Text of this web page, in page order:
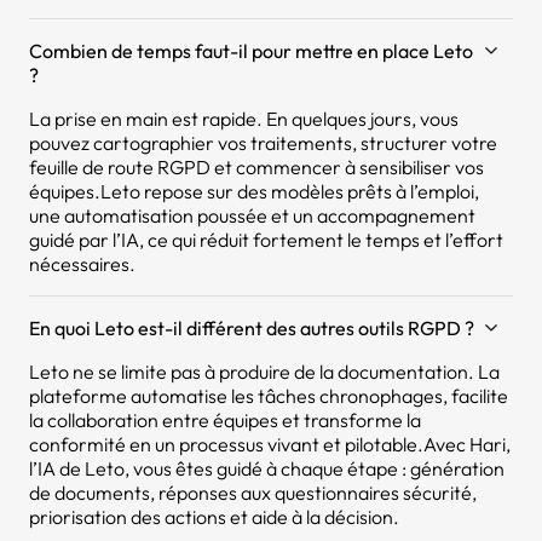
Combien de temps faut-il pour mettre en place Leto
?
La prise en main est rapide. En quelques jours, vous
pouvez cartographier vos traitements, structurer votre
feuille de route RGPD et commencer à sensibiliser vos
équipes.Leto repose sur des modèles prêts à l’emploi,
une automatisation poussée et un accompagnement
guidé par l’IA, ce qui réduit fortement le temps et l’effort
nécessaires.
En quoi Leto est-il différent des autres outils RGPD ?
Leto ne se limite pas à produire de la documentation. La
plateforme automatise les tâches chronophages, facilite
la collaboration entre équipes et transforme la
conformité en un processus vivant et pilotable.Avec Hari,
l’IA de Leto, vous êtes guidé à chaque étape : génération
de documents, réponses aux questionnaires sécurité,
priorisation des actions et aide à la décision.